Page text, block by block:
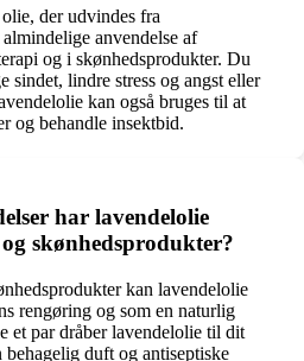
der udvindes fra
anvendelse af
og i skønhedsprodukter. Du
sindet, lindre stress og angst eller
kan også bruges til at
og behandle insektbid.
har lavendelolie
skønhedsprodukter?
kan lavendelolie
rengøring og som en naturlig
et par dråber lavendelolie til dit
duft og antiseptiske